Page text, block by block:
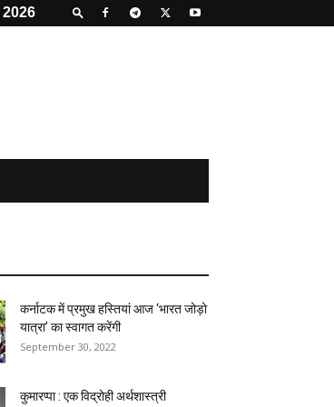
कर्नाटक में प्रमुख हस्तियां आज ‘भारत जोड़ो
यात्रा’ का स्वागत करेंगी
September 30, 2022
कुमारप्पा : एक विद्रोही अर्थशास्त्री